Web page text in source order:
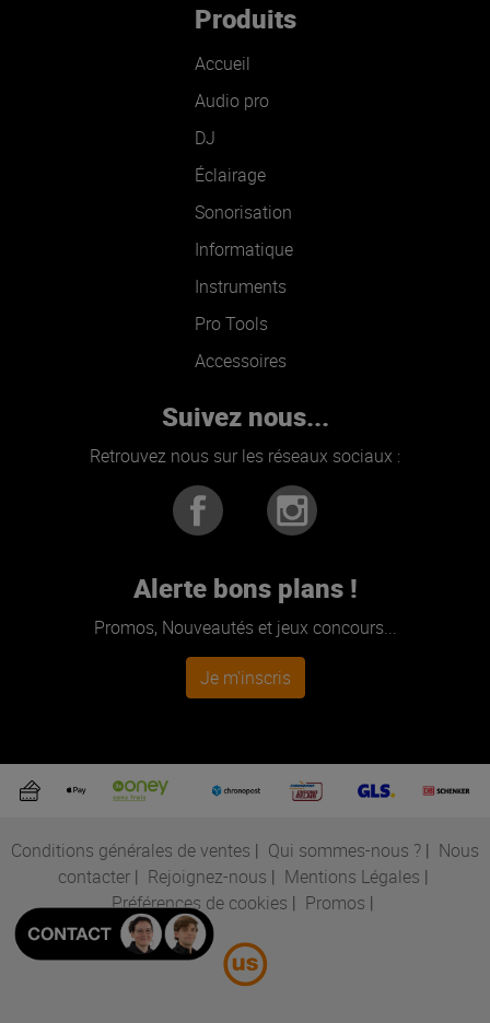
Produits
Accueil
Audio pro
DJ
Éclairage
Sonorisation
Informatique
Instruments
Pro Tools
Accessoires
Suivez nous...
Retrouvez nous sur les réseaux sociaux :
Alerte bons plans !
Promos, Nouveautés et jeux concours...
Je m'inscris
Conditions générales de ventes | Qui sommes-nous ? | Nous
contacter| Rejoignez-nous | Mentions Légales |
Préférences de cookies | Promos |